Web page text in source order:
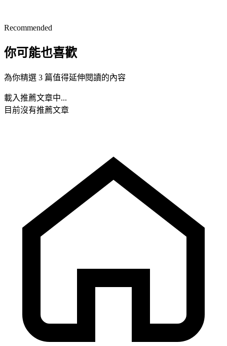
Recommended
你可能也喜歡
為你精選 3 篇值得延伸閱讀的內容
載入推薦文章中...
目前沒有推薦文章